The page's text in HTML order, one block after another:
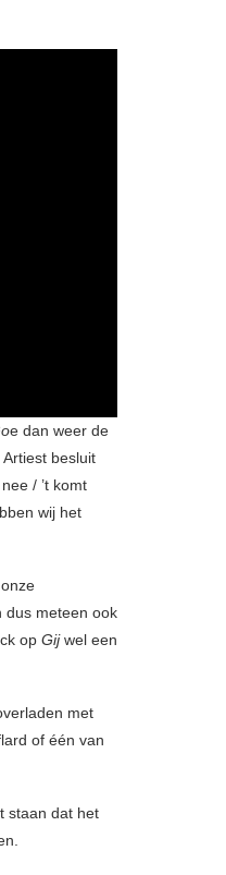
e dan weer de
besluit
/ ’t komt
wij het
dus meteen ook
op Gijwel een
met
of één van
staan dat het